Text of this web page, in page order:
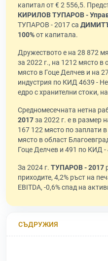
капитал от € 2 556,5.
КИРИЛОВ ТУПАРОВ -
ТУПАРОВ - 2017 са
100%от капитала.
Дружеството е на 28 872
за 2022 г., на 1212 място в
място в Гоце Делчев и на
индустрия по КИД 4639 -
едро с хранителни стоки,
Средномесечната нетна
2017за 2022 г. е в размер
167 122 място по заплати
място в област
Гоце Делчев и 491 по КИД -
За 2024 г. ТУПАРОВ - 2017
приходите, 4,2% ръст на
EBITDA, -0,6% спад на
СЪДРУЖИЯ